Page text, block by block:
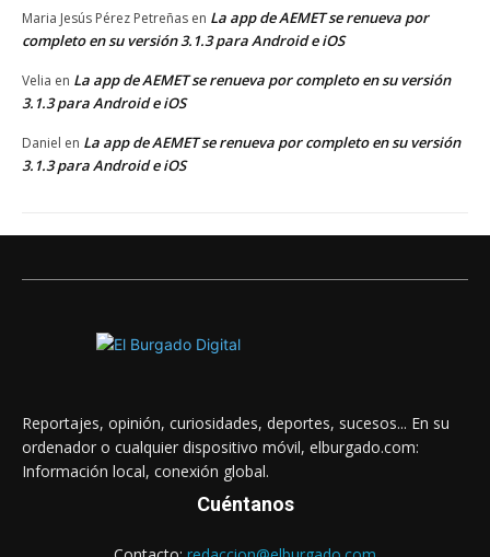
Maria Jesús Pérez Petreñas en La app de AEMET se renueva por
completo en su versión 3.1.3 para Android e iOS
Velia en La app de AEMET se renueva por completo en su versión
3.1.3 para Android e iOS
Daniel en La app de AEMET se renueva por completo en su versión
3.1.3 para Android e iOS
Reportajes, opinión, curiosidades, deportes, sucesos... En su
ordenador o cualquier dispositivo móvil, elburgado.com:
Información local, conexión global.
Cuéntanos